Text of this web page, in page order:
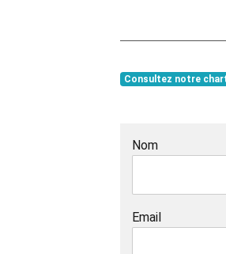
Consultez notre
Nom
Email